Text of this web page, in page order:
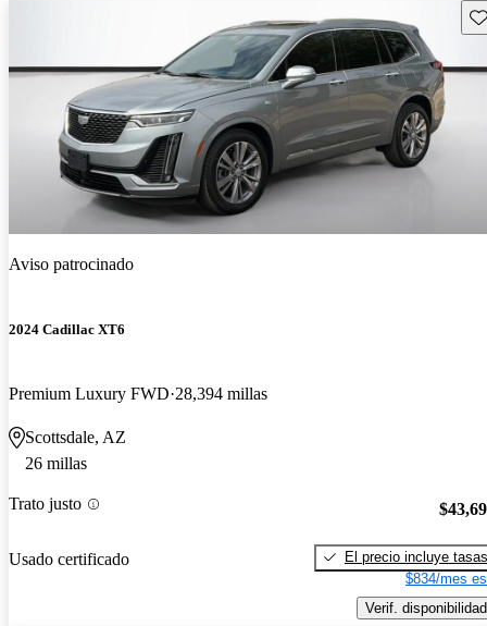
Aviso patrocinado
2024 Cadillac XT6
Premium Luxury FWD 28,394 millas
Scottsdale, AZ
26 millas
Trato justo
Usado certificado
El precio incluye tasas
$834/mes
Verif. disponibilidad